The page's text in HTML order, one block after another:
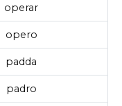
operar
opero
padda
padro